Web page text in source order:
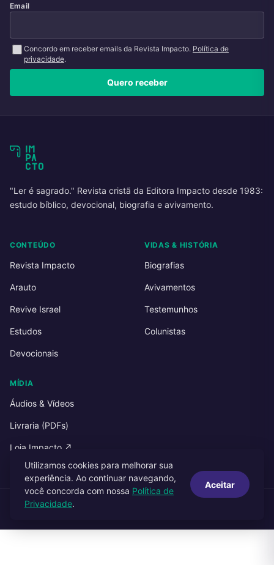
Email
Concordo em receber emails da Revista Impacto. Política de
privacidade.
Quero receber
"Ler é sagrado." Revista cristã da Editora Impacto desde 1983:
estudo bíblico, devocional, biografia e avivamento.
CONTEÚDO
Revista Impacto
Arauto
Revive Israel
Estudos
Devocionais
VIDAS & HISTÓRIA
Biografias
Avivamentos
Testemunhos
Colunistas
MÍDIA
Áudios & Vídeos
Livraria (PDFs)
Loja Impacto ↗
© 2026 Impacto Publicações. Todos os direitos reservados.
Utilizamos cookies para melhorar sua
experiência. Ao continuar navegando,
você concorda com nossa Política de
Privacidade.
Aceitar